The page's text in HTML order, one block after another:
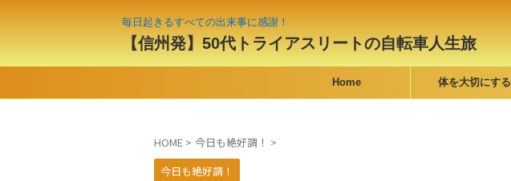
毎日起きるすべての出来事に感謝！
【信州発】50代トライアスリートの自転車人生旅
Home 体を大切にする
HOME > 今日も絶好調！ >
今日も絶好調！